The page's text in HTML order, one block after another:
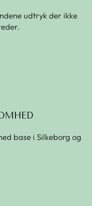
udtryk der ikke
base i Silkeborg og